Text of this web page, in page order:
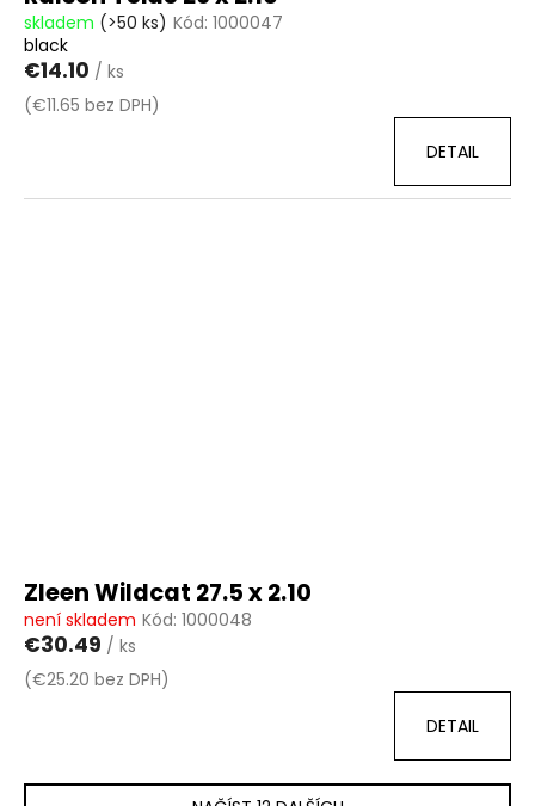
skladem (>50 ks) Kód: 1000047
black
€14.10 / ks
(€11.65 bez DPH)
DETAIL
Zleen Wildcat 27.5 x 2.10
není skladem Kód: 1000048
€30.49 / ks
(€25.20 bez DPH)
DETAIL